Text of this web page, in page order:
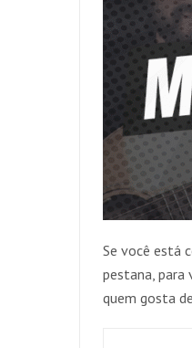
Se você está
pestana, para
quem gosta de